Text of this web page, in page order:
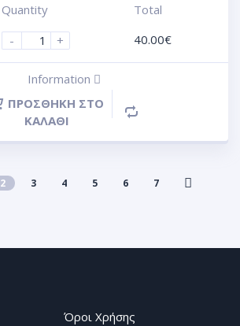
Quantity
-
+
Total
40.00€
Information
ΠΡΟΣΘΉΚΗ ΣΤΟ
ΚΑΛΆΘΙ
2 3 4 5 6 7
Όροι Χρήσης